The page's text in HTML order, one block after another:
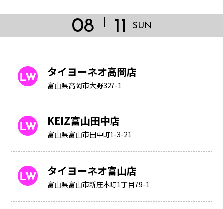
08 11 SUN
タイヨーネオ高岡店
富山県高岡市大野327-1
KEIZ富山田中店
富山県富山市田中町1-3-21
タイヨーネオ富山店
富山県富山市新庄本町1丁目79-1